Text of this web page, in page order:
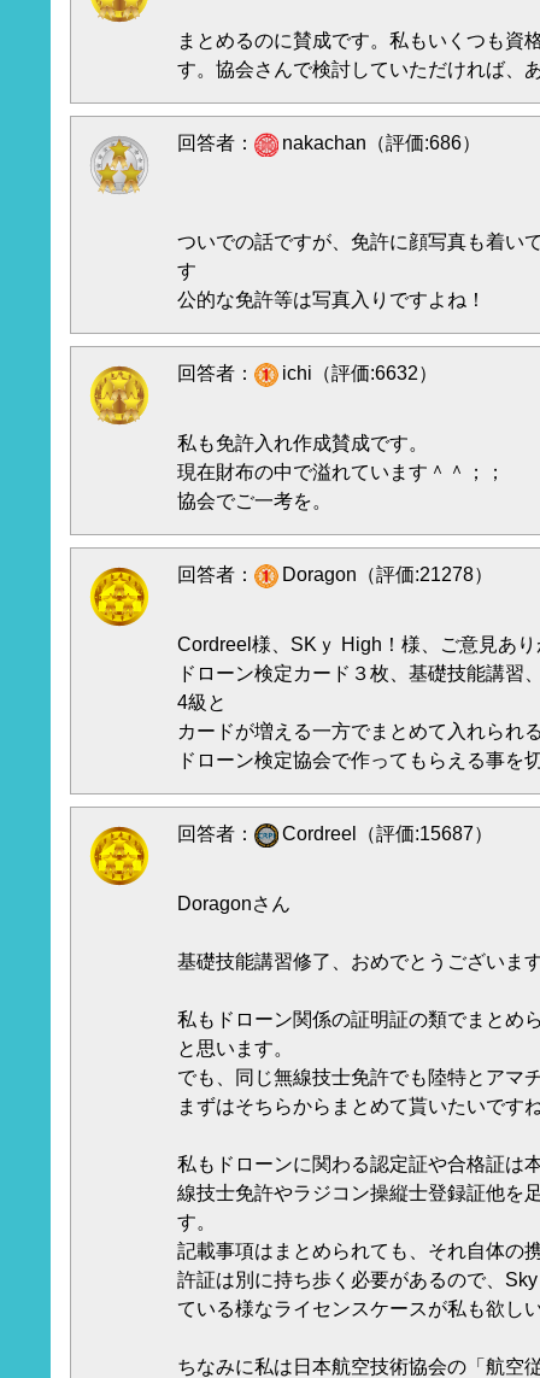
まとめるのに賛成です。私もいくつも資
す。協会さんで検討していただければ、
回答者： nakachan（評価:686）
ついでの話ですが、免許に顔写真も着い
す
公的な免許等は写真入りですよね！
回答者： ichi（評価:6632）
私も免許入れ作成賛成です。
現在財布の中で溢れています＾＾；；
協会でご一考を。
回答者： Doragon（評価:21278）
Cordreel様、SKｙ High！様、ご意見あ
ドローン検定カード３枚、基礎技能講習
4級と
カードが増える一方でまとめて入れられ
ドローン検定協会で作ってもらえる事を
回答者： Cordreel（評価:15687）
Doragonさん
基礎技能講習修了、おめでとうございま
私もドローン関係の証明証の類でまとめ
と思います。
でも、同じ無線技士免許でも陸特とアマ
まずはそちらからまとめて貰いたいです
私もドローンに関わる認定証や合格証は
線技士免許やラジコン操縦士登録証他を
す。
記載事項はまとめられても、それ自体の
許証は別に持ち歩く必要があるので、
ている様なライセンスケースが私も欲し
ちなみに私は日本航空技術協会の「航空